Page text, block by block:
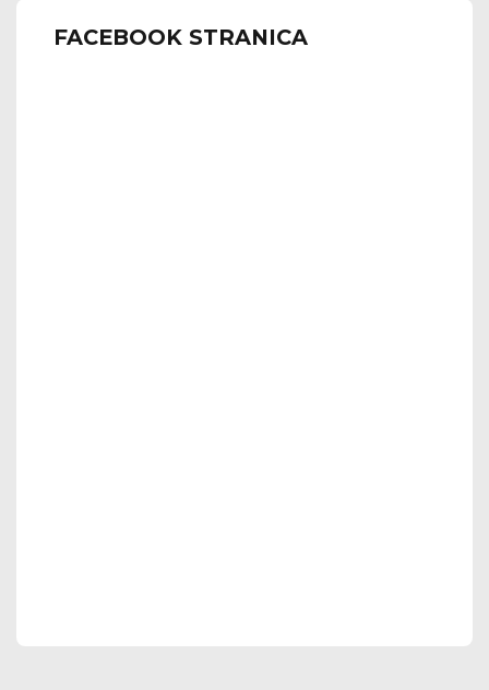
FACEBOOK STRANICA